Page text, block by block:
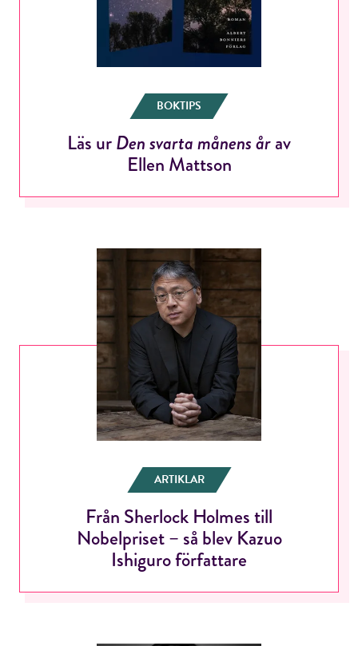
RÖSTA
BOKTIPS
Läs urDen svarta månens årav
Ellen Mattson
ARTIKLAR
Från Sherlock Holmes till
Nobelpriset – så blev Kazuo
Ishiguro författare